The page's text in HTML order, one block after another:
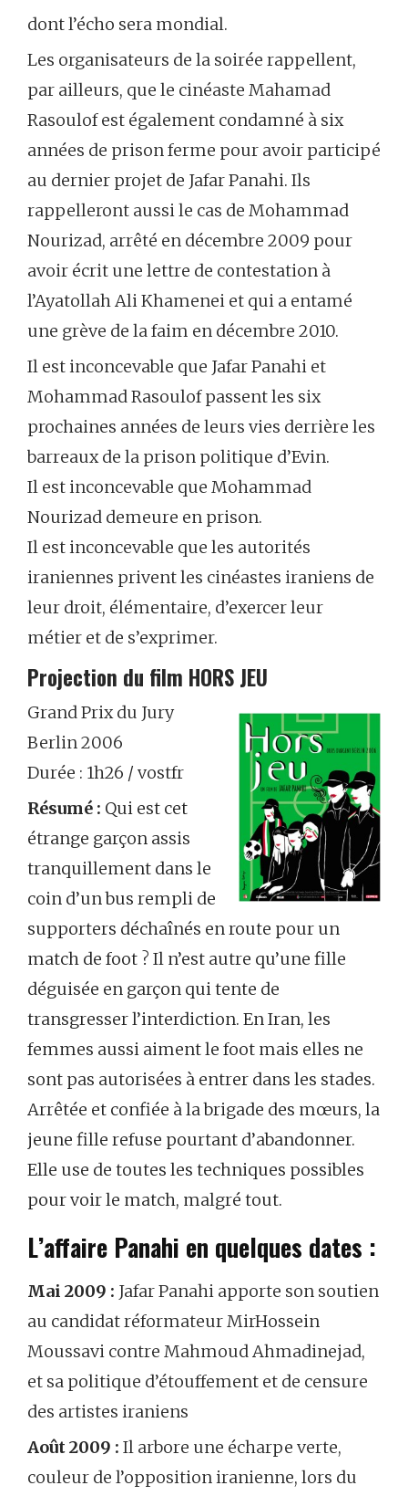
dont l’écho sera mondial.
Les organisateurs de la soirée rappellent,
par ailleurs, que le cinéaste Mahamad
Rasoulof est également condamné à six
années de prison ferme pour avoir participé
au dernier projet de Jafar Panahi. Ils
rappelleront aussi le cas de Mohammad
Nourizad, arrêté en décembre 2009 pour
avoir écrit une lettre de contestation à
l’Ayatollah Ali Khamenei et qui a entamé
une grève de la faim en décembre 2010.
Il est inconcevable que Jafar Panahi et
Mohammad Rasoulof passent les six
prochaines années de leurs vies derrière les
barreaux de la prison politique d’Evin.
Il est inconcevable que Mohammad
Nourizad demeure en prison.
Il est inconcevable que les autorités
iraniennes privent les cinéastes iraniens de
leur droit, élémentaire, d’exercer leur
métier et de s’exprimer.
Projection du film HORS JEU
Grand Prix du Jury
Berlin 2006
Durée : 1h26 / vostfr
Résumé : Qui est cet
étrange garçon assis
tranquillement dans le
coin d’un bus rempli de
supporters déchaînés en route pour un
match de foot ? Il n’est autre qu’une fille
déguisée en garçon qui tente de
transgresser l’interdiction. En Iran, les
femmes aussi aiment le foot mais elles ne
sont pas autorisées à entrer dans les stades.
Arrêtée et confiée à la brigade des mœurs, la
jeune fille refuse pourtant d’abandonner.
Elle use de toutes les techniques possibles
pour voir le match, malgré tout.
L’affaire Panahi en quelques dates :
Mai 2009 : Jafar Panahi apporte son soutien
au candidat réformateur MirHossein
Moussavi contre Mahmoud Ahmadinejad,
et sa politique d’étouffement et de censure
des artistes iraniens
Août 2009 : Il arbore une écharpe verte,
couleur de l’opposition iranienne, lors du